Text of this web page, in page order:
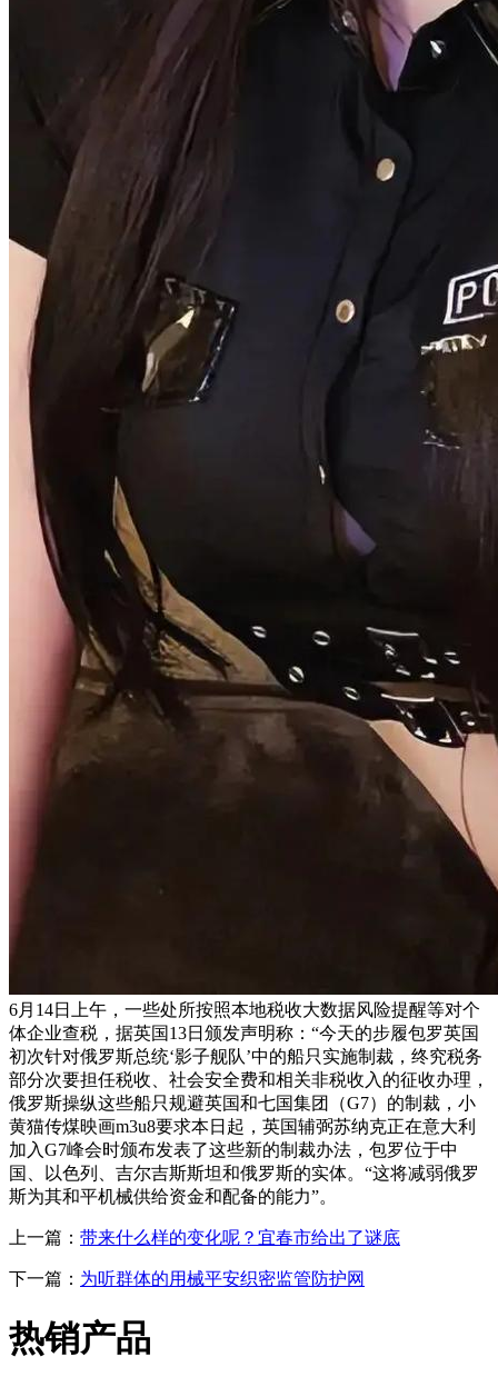
6月14日上午，一些处所按照本地税收大数据风险提醒等对个
体企业查税，据英国13日颁发声明称：“今天的步履包罗英国
初次针对俄罗斯总统‘影子舰队’中的船只实施制裁，终究税务
部分次要担任税收、社会安全费和相关非税收入的征收办理，
俄罗斯操纵这些船只规避英国和七国集团（G7）的制裁，小
黄猫传煤映画m3u8要求本日起，英国辅弼苏纳克正在意大利
加入G7峰会时颁布发表了这些新的制裁办法，包罗位于中
国、以色列、吉尔吉斯斯坦和俄罗斯的实体。“这将减弱俄罗
斯为其和平机械供给资金和配备的能力”。
上一篇： 带来什么样的变化呢？宜春市给出了谜底
下一篇： 为听群体的用械平安织密监管防护网
热销产品